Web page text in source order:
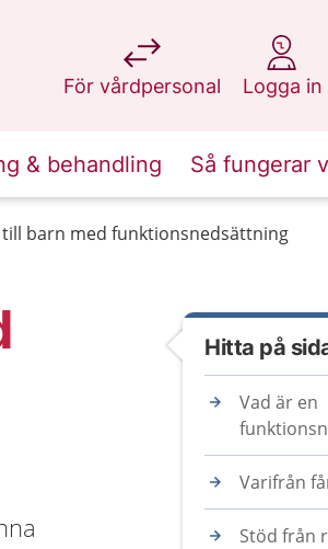
För vårdpersonal
på 1177.se
Logga in
på 1177.se
& behandling Så fungerar
barn med funktionsnedsättning
Hitta på
Vad är en
Varifrån
Stöd från